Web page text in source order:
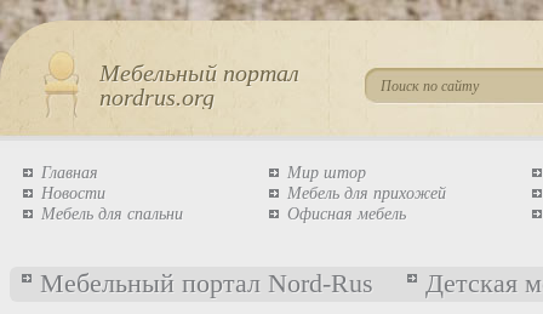
Мебельный портал
nordrus.org
Главная
Новости
Мебель для спальни
Мир штор
Мебель для прихожей
Офисная мебель
Мебельный портал Nord-Rus Детская